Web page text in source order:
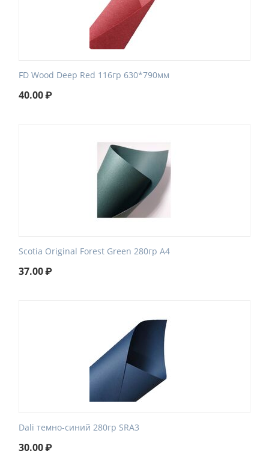
FD Wood Deep Red 116гр 630*790мм
40.00₽
Scotia Original Forest Green 280гр А4
37.00₽
Dali темно-синий 280гр SRA3
30.00₽